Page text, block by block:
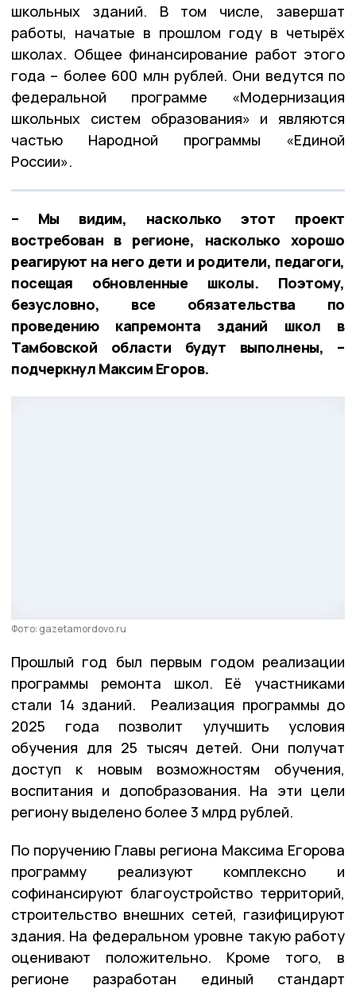
школьных зданий. В том числе, завершат
работы, начатые в прошлом году в четырёх
школах. Общее финансирование работ этого
года – более 600 млн рублей. Они ведутся по
федеральной программе «Модернизация
школьных систем образования» и являются
частью Народной программы «Единой
России».
– Мы видим, насколько этот проект
востребован в регионе, насколько хорошо
реагируют на него дети и родители, педагоги,
посещая обновленные школы. Поэтому,
безусловно, все обязательства по
проведению капремонта зданий школ в
Тамбовской области будут выполнены, –
подчеркнул Максим Егоров.
Фото: gazetamordovo.ru
Прошлый год был первым годом реализации
программы ремонта школ. Её участниками
стали 14 зданий. Реализация программы до
2025 года позволит улучшить условия
обучения для 25 тысяч детей. Они получат
доступ к новым возможностям обучения,
воспитания и допобразования. На эти цели
региону выделено более 3 млрд рублей.
По поручению Главы региона Максима Егорова
программу реализуют комплексно и
софинансируют благоустройство территорий,
строительство внешних сетей, газифицируют
здания. На федеральном уровне такую работу
оценивают положительно. Кроме того, в
регионе разработан единый стандарт